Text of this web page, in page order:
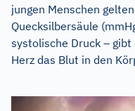
jungen Menschen
Quecksilbersäule
systolische Druck –
Herz das Blut in den